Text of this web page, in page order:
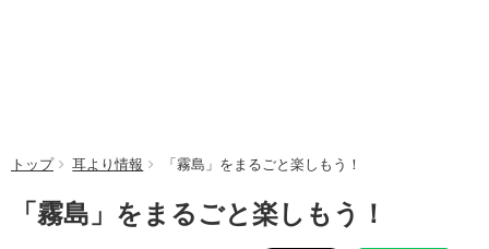
トップ 耳より情報 「霧島」をまるごと楽しもう！
「霧島」をまるごと楽しもう！